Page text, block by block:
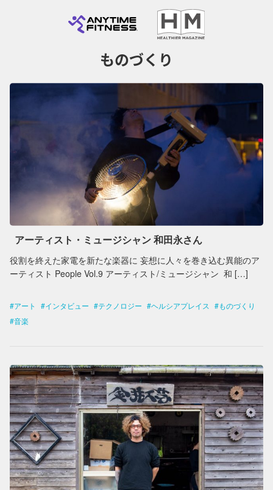
ものづくり
アーティスト・ミュージシャン 和田永さん
役割を終えた家電を新たな楽器に 妄想に人々を巻き込む異能のア
ーティスト People Vol.9 アーティスト/ミュージシャン 和 […]
アート インタビュー テクノロジー ヘルシアプレイス
ものづくり
音楽